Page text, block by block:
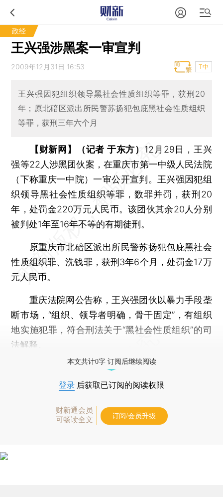
政经
王兴强涉黑案一审宣判
2009年12月31日 16:53 T中
王兴强因犯组织领导黑社会性质组织等罪，获刑20
年；原北碚区派出所民警苏扬犯包庇黑社会性质组织
等罪，获刑三年六个月
【财新网】（记者 于东方） 12月29日，王兴
强等22人涉黑团伙案，在重庆市第一中级人民法院
（下称重庆一中院）一审公开宣判。王兴强因犯组
织领导黑社会性质组织等罪，数罪并罚，获刑20
年，处罚金220万元人民币。该团伙其余20人分别
被判处1年至16年不等的有期徒刑。
原重庆市北碚区派出所民警苏扬犯包庇黑社会
性质组织罪、洗钱罪，获刑3年6个月，处罚金17万
元人民币。
重庆法院网公告称，王兴强团伙以暴力手段垄
断市场，“组织、领导者明确，骨干固定”，有组织
地实施犯罪，符合刑法关于“黑社会性质组织”的司
法解释。
本文共计0字 订阅后继续阅读
登录 后获取已订阅的阅读权限
财新通会员
可畅读全文
订阅/会员升级